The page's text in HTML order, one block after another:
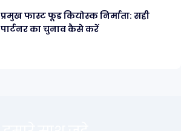
प्रमुख फास्ट फूड कियोस्क निर्माता: सही
पार्टनर का चुनाव कैसे करें